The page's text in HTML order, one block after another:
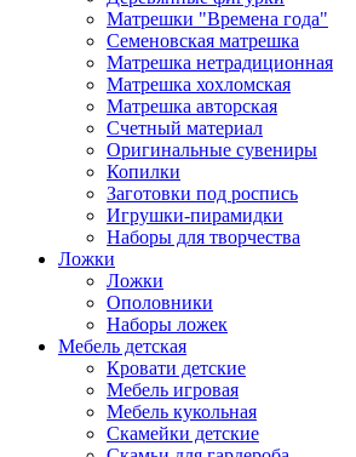
Матрешки "Времена года"
Семеновская матрешка
Матрешка нетрадиционная
Матрешка хохломская
Матрешка авторская
Счетный материал
Оригинальные сувениры
Копилки
Заготовки под роспись
Игрушки-пирамидки
Наборы для творчества
Ложки
Ложки
Ополовники
Наборы ложек
Мебель детская
Кровати детские
Мебель игровая
Мебель кукольная
Скамейки детские